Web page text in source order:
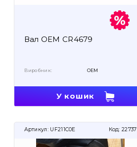
Вал OEM CR4679
Виробник: OEM
У кошик
Артикул: UF211C0E Код: 22737